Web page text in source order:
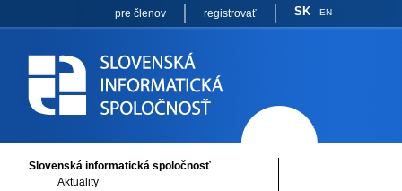
pre členov registrovať SK EN
Slovenská informatická spoločnosť
Aktuality